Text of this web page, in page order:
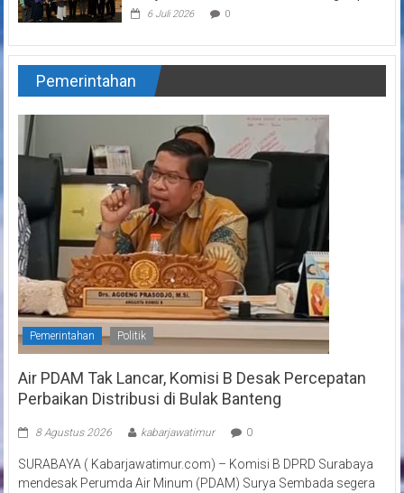
6 Juli 2026 0
Pemerintahan
Pemerintahan Politik
Air PDAM Tak Lancar, Komisi B Desak Percepatan
Perbaikan Distribusi di Bulak Banteng
8 Agustus 2026 kabarjawatimur 0
SURABAYA ( Kabarjawatimur.com) – Komisi B DPRD Surabaya
mendesak Perumda Air Minum (PDAM) Surya Sembada segera